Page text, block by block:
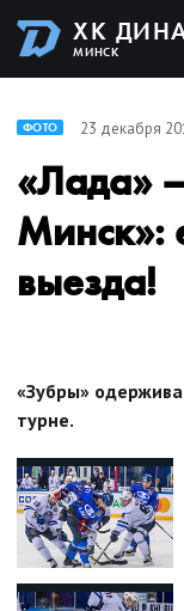
ХК
МИНСК
ФОТО 23 декабря
«Лада»
Минск»:
выезда!
«Зубры»
турне.